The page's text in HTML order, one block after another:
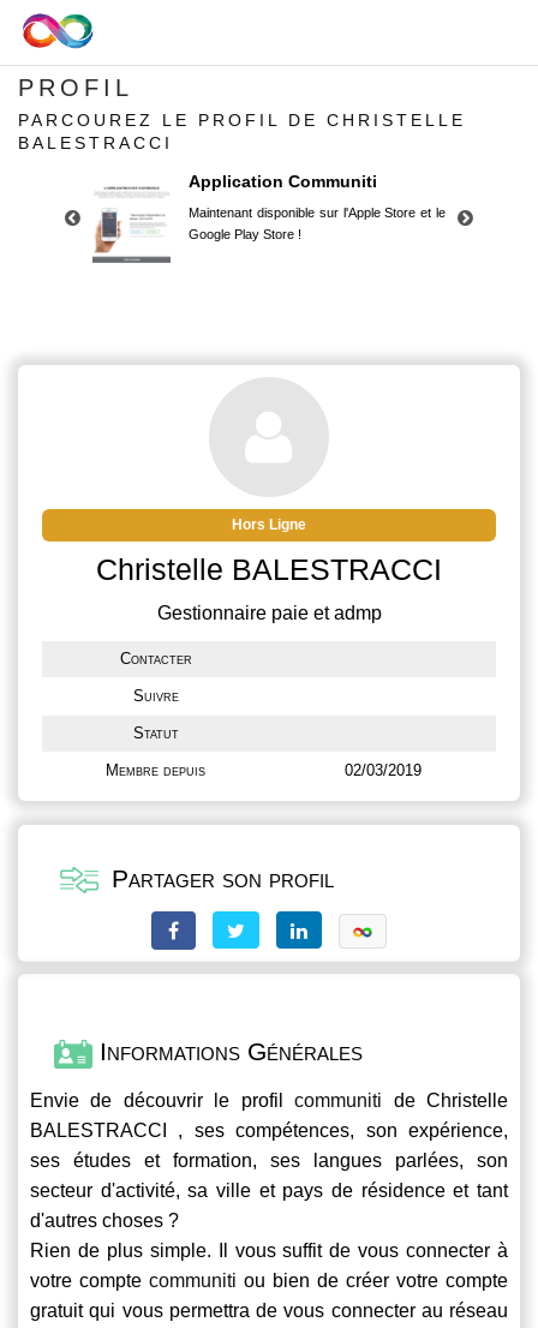
PROFIL
PARCOUREZ LE PROFIL DE CHRISTELLE
BALESTRACCI
Application Communiti
Maintenant disponible sur l'Apple Store et le
Google Play Store !
Google Play Store !
Hors Ligne
Christelle BALESTRACCI
Gestionnaire paie et admp
Contacter
Suivre
Statut
Membre depuis 02/03/2019
Partager son profil
Informations Générales
Envie de découvrir le profilcommuniti de Christelle
BALESTRACCI , ses compétences, son expérience,
ses études et formation, ses langues parlées, son
secteur d'activité, sa ville et pays de résidence et tant
d'autres choses ?
Rien de plus simple. Il vous suffit de vous connecter à
votre compte communiti ou bien de créer votre compte
gratuit qui vous permettra de vous connecter au réseau